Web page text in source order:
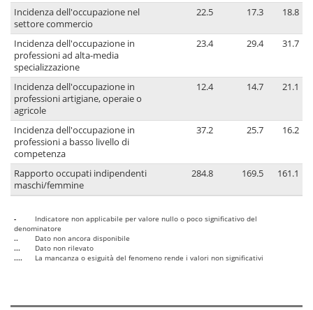
Incidenza dell'occupazione nel
settore commercio
22.5 17.3 18.8
Incidenza dell'occupazione in
professioni ad alta-media
specializzazione
23.4 29.4 31.7
Incidenza dell'occupazione in
professioni artigiane, operaie o
agricole
12.4 14.7 21.1
Incidenza dell'occupazione in
professioni a basso livello di
competenza
37.2 25.7 16.2
Rapporto occupati indipendenti
maschi/femmine
284.8 169.5 161.1
-
Indicatore non applicabile per valore nullo o poco significativo del
denominatore
..
Dato non ancora disponibile
...
Dato non rilevato
....
La mancanza o esiguità del fenomeno rende i valori non significativi